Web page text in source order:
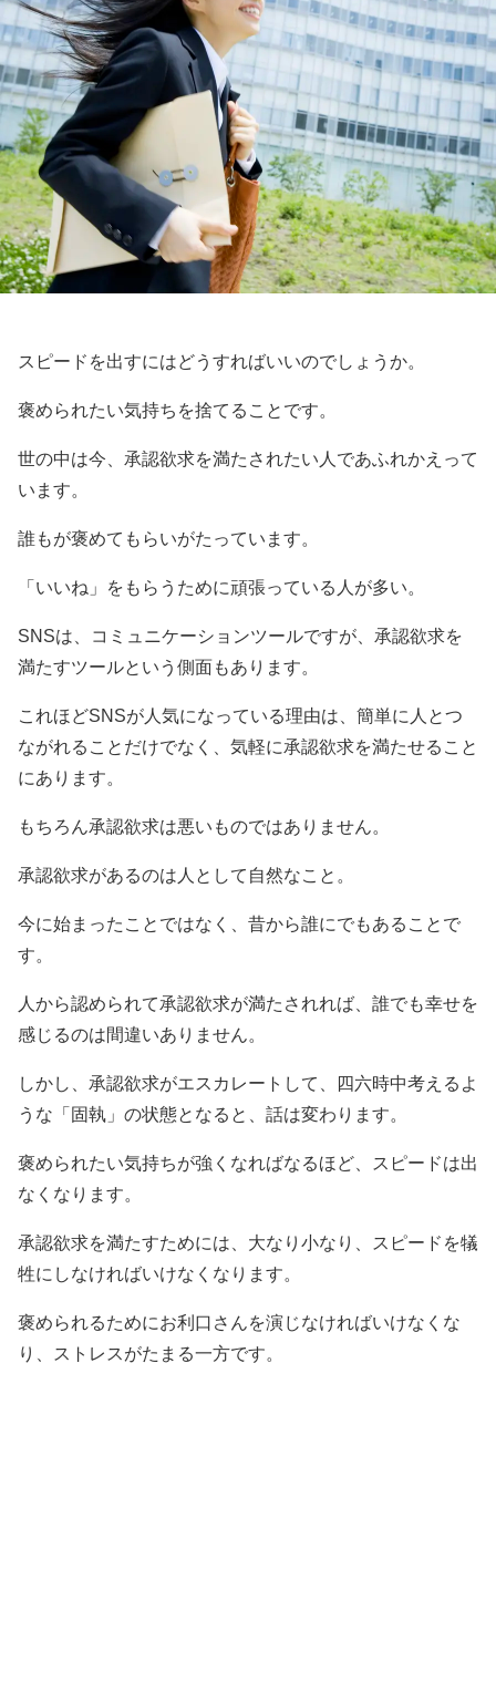
スピードを出すにはどうすればいいのでしょうか。
褒められたい気持ちを捨てることです。
世の中は今、承認欲求を満たされたい人であふれかえって
います。
誰もが褒めてもらいがたっています。
「いいね」をもらうために頑張っている人が多い。
SNSは、コミュニケーションツールですが、承認欲求を
満たすツールという側面もあります。
これほどSNSが人気になっている理由は、簡単に人とつ
ながれることだけでなく、気軽に承認欲求を満たせること
にあります。
もちろん承認欲求は悪いものではありません。
承認欲求があるのは人として自然なこと。
今に始まったことではなく、昔から誰にでもあることで
す。
人から認められて承認欲求が満たされれば、誰でも幸せを
感じるのは間違いありません。
しかし、承認欲求がエスカレートして、四六時中考えるよ
うな「固執」の状態となると、話は変わります。
褒められたい気持ちが強くなればなるほど、スピードは出
なくなります。
承認欲求を満たすためには、大なり小なり、スピードを犠
牲にしなければいけなくなります。
褒められるためにお利口さんを演じなければいけなくな
り、ストレスがたまる一方です。